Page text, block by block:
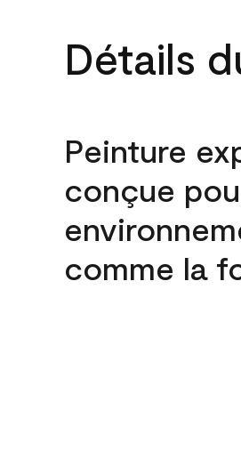
Détails
Peinture
conçue
comme la